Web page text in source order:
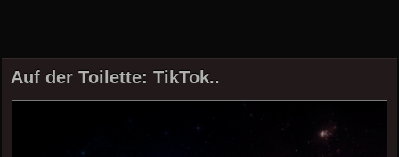
Auf der Toilette: TikTok..